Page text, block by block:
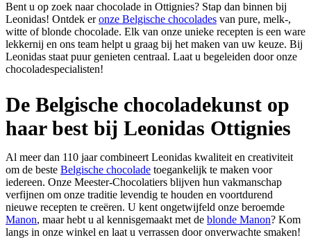
Bent u op zoek naar chocolade in Ottignies? Stap dan binnen bij
Leonidas! Ontdek eronze Belgische chocolades van pure, melk-,
witte of blonde chocolade. Elk van onze unieke recepten is een ware
lekkernij en ons team helpt u graag bij het maken van uw keuze. Bij
Leonidas staat puur genieten centraal. Laat u begeleiden door onze
chocoladespecialisten!
De Belgische chocoladekunst op
haar best bij Leonidas Ottignies
Al meer dan 110 jaar combineert Leonidas kwaliteit en creativiteit
om de beste Belgische chocolade toegankelijk te maken voor
iedereen. Onze Meester-Chocolatiers blijven hun vakmanschap
verfijnen om onze traditie levendig te houden en voortdurend
nieuwe recepten te creëren. U kent ongetwijfeld onze beroemde
Manon, maar hebt u al kennisgemaakt met de blonde Manon? Kom
langs in onze winkel en laat u verrassen door onverwachte smaken!